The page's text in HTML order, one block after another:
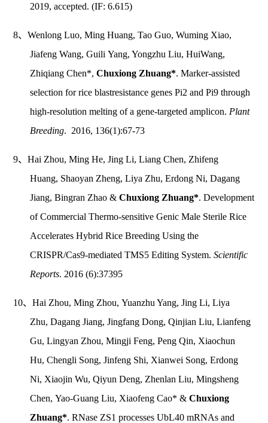
2019, accepted. (IF: 6.615)
8、Wenlong Luo, Ming Huang, Tao Guo, Wuming Xiao,
Jiafeng Wang, Guili Yang, Yongzhu Liu, HuiWang,
Zhiqiang Chen*,Chuxiong Zhuang*. Marker-assisted
selection for rice blastresistance genes Pi2 and Pi9 through
high-resolution melting of a gene-targeted amplicon. Plant
Breeding. 2016, 136(1):67-73
9、Hai Zhou, Ming He, Jing Li, Liang Chen, Zhifeng
Huang, Shaoyan Zheng, Liya Zhu, Erdong Ni, Dagang
Jiang, Bingran Zhao &Chuxiong Zhuang*. Development
of Commercial Thermo-sensitive Genic Male Sterile Rice
Accelerates Hybrid Rice Breeding Using the
CRISPR/Cas9-mediated TMS5 Editing System.Scientific
Reports. 2016 (6):37395
10、Hai Zhou, Ming Zhou, Yuanzhu Yang, Jing Li, Liya
Zhu, Dagang Jiang, Jingfang Dong, Qinjian Liu, Lianfeng
Gu, Lingyan Zhou, Mingji Feng, Peng Qin, Xiaochun
Hu, Chengli Song, Jinfeng Shi, Xianwei Song, Erdong
Ni, Xiaojin Wu, Qiyun Deng, Zhenlan Liu, Mingsheng
Chen, Yao-Guang Liu, Xiaofeng Cao* &Chuxiong
Zhuang*. RNase ZS1 processes UbL40 mRNAs and